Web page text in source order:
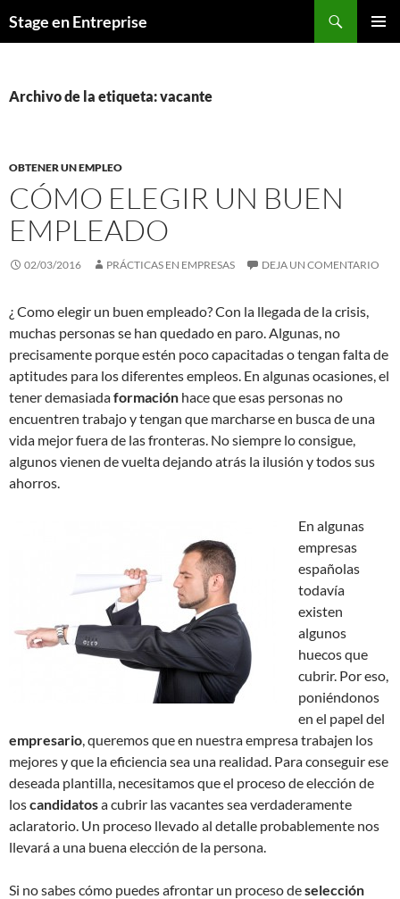
alStage en Entreprise
Archivo de la etiqueta: vacante
OBTENER UN EMPLEO
CÓMO ELEGIR UN BUEN
EMPLEADO
02/03/2016 PRÁCTICAS EN EMPRESAS DEJA UN COMENTARIO
¿ Como elegir un buen empleado? Con la llegada de la crisis,
muchas personas se han quedado en paro. Algunas, no
precisamente porque estén poco capacitadas o tengan falta de
aptitudes para los diferentes empleos. En algunas ocasiones, el
tener demasiadaformación hace que esas personas no
encuentren trabajo y tengan que marcharse en busca de una
vida mejor fuera de las fronteras. No siempre lo consigue,
algunos vienen de vuelta dejando atrás la ilusión y todos sus
ahorros.
En algunas
empresas
españolas
todavía
existen
algunos
huecos que
cubrir. Por eso,
poniéndonos
en el papel del
empresario, queremos que en nuestra empresa trabajen los
mejores y que la eficiencia sea una realidad. Para conseguir ese
deseada plantilla, necesitamos que el proceso de elección de
loscandidatosa cubrir las vacantes sea verdaderamente
aclaratorio. Un proceso llevado al detalle probablemente nos
llevará a una buena elección de la persona.
Si no sabes cómo puedes afrontar un proceso deselección